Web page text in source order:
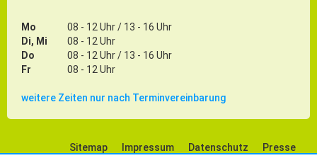
Mo
08 - 12 Uhr / 13 - 16 Uhr
Di, Mi
08 - 12 Uhr
Do
08 - 12 Uhr / 13 - 16 Uhr
Fr
08 - 12 Uhr
weitere Zeiten nur nach Terminvereinbarung
Sitemap Impressum Datenschutz Presse